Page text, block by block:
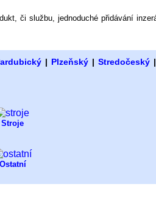
či službu, jednoduché přidávání
| Plzeňský| Stredočeský|
Stroje
Ostatní